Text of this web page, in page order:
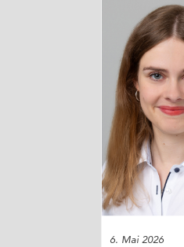
6. Mai 2026